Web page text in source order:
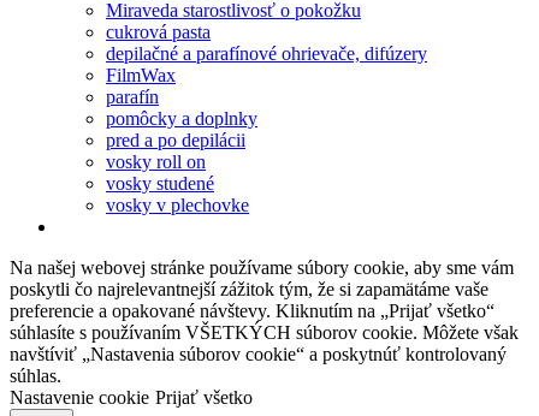
Miraveda starostlivosť o pokožku
cukrová pasta
depilačné a parafínové ohrievače, difúzery
FilmWax
parafín
pomôcky a doplnky
pred a po depilácii
vosky roll on
vosky studené
vosky v plechovke
Na našej webovej stránke používame súbory cookie, aby sme vám
poskytli čo najrelevantnejší zážitok tým, že si zapamätáme vaše
preferencie a opakované návštevy. Kliknutím na „Prijať všetko“
súhlasíte s používaním VŠETKÝCH súborov cookie. Môžete však
navštíviť „Nastavenia súborov cookie“ a poskytnúť kontrolovaný
súhlas.
Nastavenie cookie Prijať všetko